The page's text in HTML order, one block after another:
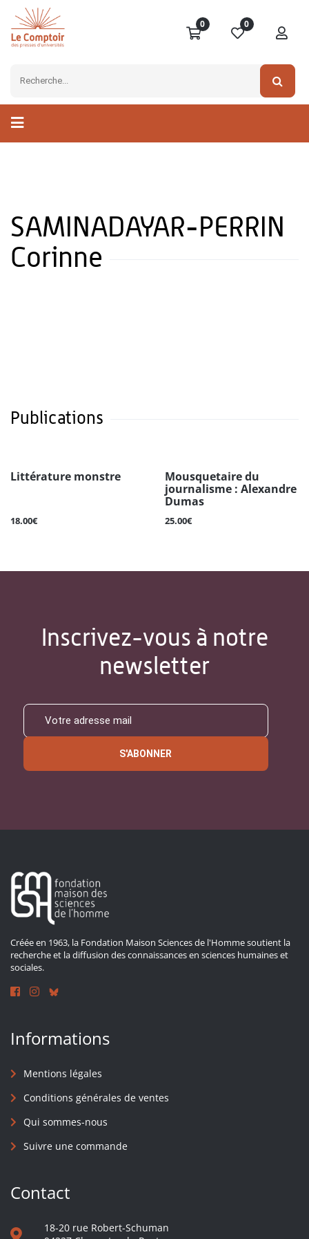
0 0
SAMINADAYAR-PERRIN
Corinne
Publications
Littérature monstre
18.00€
Mousquetaire du
journalisme : Alexandre
Dumas
25.00€
Inscrivez-vous à notre
newsletter
S'ABONNER
Créée en 1963, la Fondation Maison Sciences de l'Homme soutient la
recherche et la diffusion des connaissances en sciences humaines et
sociales.
Informations
Mentions légales
Conditions générales de ventes
Qui sommes-nous
Suivre une commande
Contact
18-20 rue Robert-Schuman